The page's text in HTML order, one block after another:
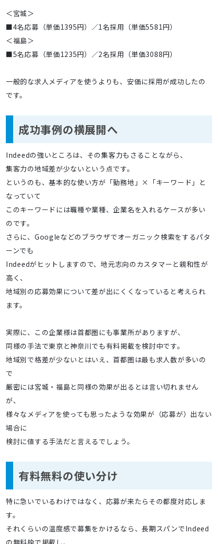
＜宮城＞
■4名応募（単価1395円）／1名採用（単価5581円）
＜福島＞
■5名応募（単価1235円）／2名採用（単価3088円）
一般的な求人メディアを使うよりも、安価に採用が成功したの
です。
成功事例の横展開へ
Indeedの強いところは、その集客力もさることながら、
集客力の地域差が少ないという点です。
というのも、基本的な使い方が「勤務地」×「キーワード」と
なっていて
このキーワードには職種や業種、企業名を入れるケースが多い
のです。
さらに、Googleなどのブラウザでオーガニック検索をするパタ
ーンでも
Indeedがヒットしますので、地元志向のカスタマーと親和性が
高く、
地域別の応募効果について差が出にくくなっていると考えられ
ます。
実際に、この企業様は首都圏にも事業所がありますが、
同様の手法で東京と神奈川でも有料掲載を検討中です。
地域別で格差が少ないとはいえ、首都圏は最も求人数が多いの
で
厳密には宮城・福島と同様の効果が出るとは言い切れません
が、
様々なメディアを使っても思ったような効果が（応募が）出ない
場合に
検討に値する手法だと言えるでしょう。
有料無料の使い分け
特に急いでいるわけではなく、応募が来たらその都度対応しま
す。
それくらいの温度感で募集をかけるなら、長期スパンでIndeed
の無料枠で掲載し、